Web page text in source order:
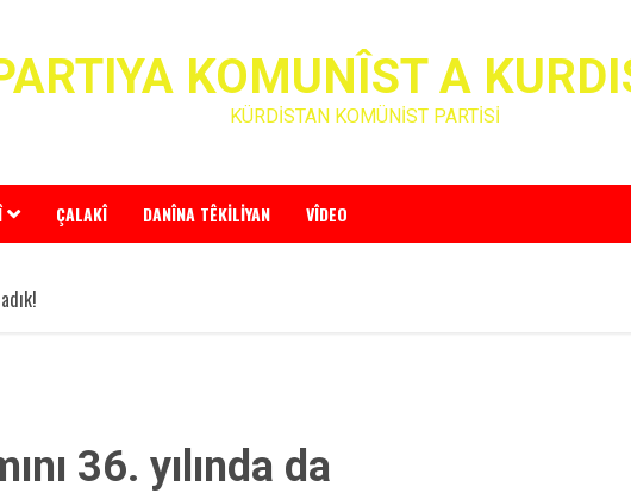
KOMUNÎST A
KÜRDİSTAN KOMÜNİST PARTİSİ
ÇALAKÎ DANÎNA TÊKILIYAN VÎDEO
36. yılında da